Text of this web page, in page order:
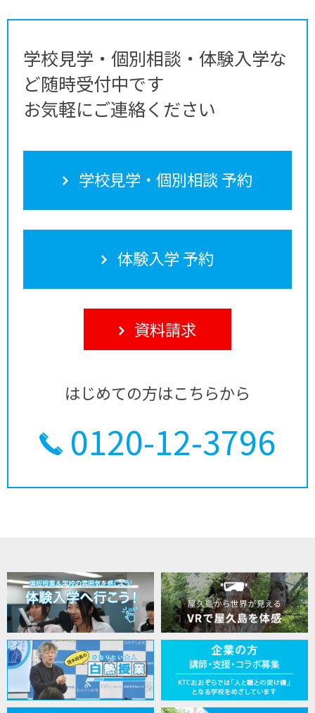
学校見学・個別相談・体験入学な
ど随時受付中です
お気軽にご連絡ください
学校見学・個別相談 予約
体験入学 予約
資料請求
はじめての方はこちらから
0120-12-3796